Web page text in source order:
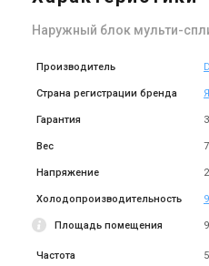
Наружный блок мульти-
Производитель
Страна регистрации бренда
Гарантия
Вес
Напряжение
Холодопроизводительность
Площадь помещения
Частота